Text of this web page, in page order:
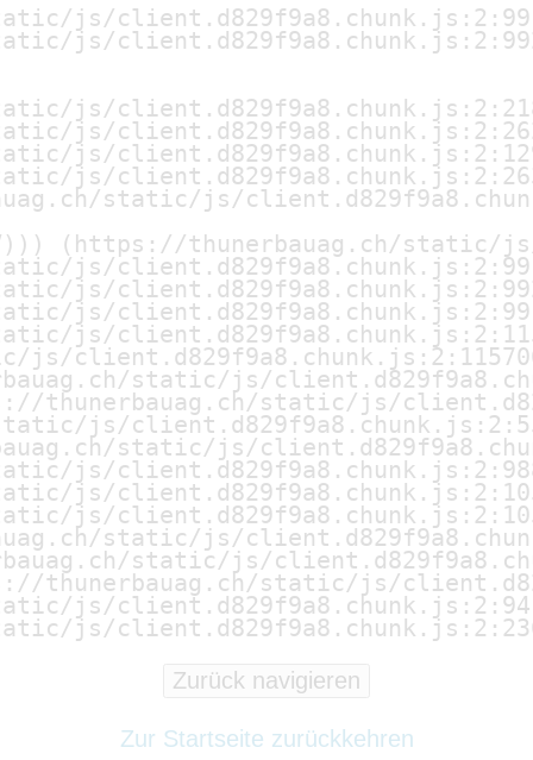
js/
js/
js/
js/
js/
js/
static/js/
(https://thunerbauag.ch/static/
js/
js/
js/
js/
js/
static/js/
thunerbauag.ch/static/js/
js/
static/js/
js/
js/
js/
static/js/
static/js/
thunerbauag.ch/static/js/
js/
js/
Zurück navigieren
Zur Startseite zurückkehren